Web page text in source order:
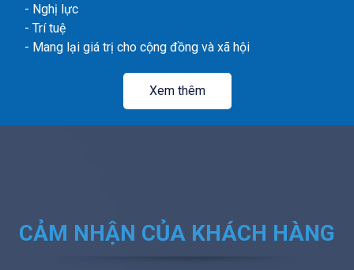
- Nghị lực
- Trí tuệ
- Mang lại giá trị cho cộng đồng và xã hội
Xem thêm
CẢM NHẬN CỦA KHÁCH HÀNG